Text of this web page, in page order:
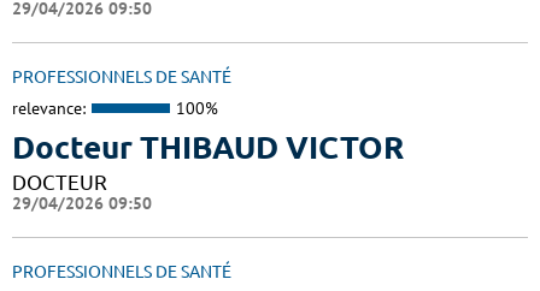
29/04/2026 09:50
PROFESSIONNELS DE SANTÉ
relevance: 100%
Docteur THIBAUD VICTOR
DOCTEUR
29/04/2026 09:50
PROFESSIONNELS DE SANTÉ